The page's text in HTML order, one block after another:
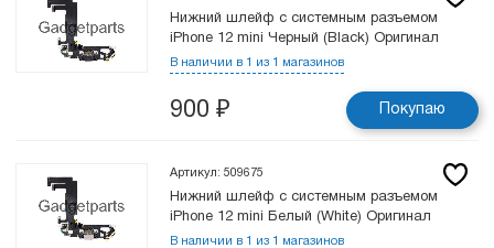
Нижний шлейф с системным разъемом
iPhone 12 mini Черный (Black) Оригинал
В наличии в 1 из 1 магазинов
900 ₽ Покупаю
Артикул: 509675
Нижний шлейф с системным разъемом
iPhone 12 mini Белый (White) Оригинал
В наличии в 1 из 1 магазинов